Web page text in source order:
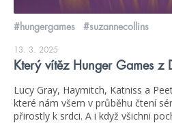
#hungergames #suzannecollins
13. 3. 2025
Který vítěz Hunger Games z
Lucy Gray, Haymitch, Katniss a
které nám všem v průběhu čtení
přirostly k srdci. A i když všichni